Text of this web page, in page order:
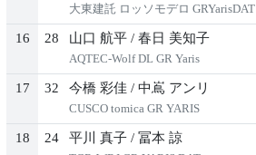
大東建託 ロッソモデロ GRYarisDAT
16 28 山口 航平 / 春日 美知子
AQTEC-Wolf DL GR Yaris
17 32 今橋 彩佳 / 中嶌 アンリ
CUSCO tomica GR YARIS
18 24 平川 真子 / 冨本 諒